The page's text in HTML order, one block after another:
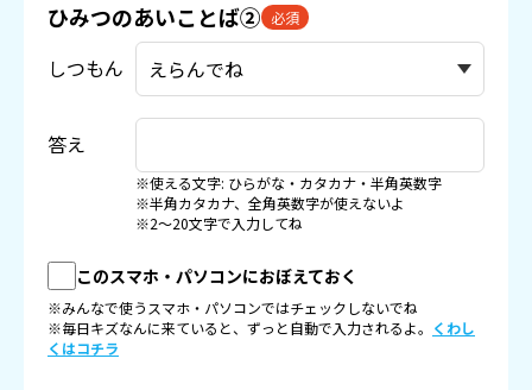
ひみつのあいことば② 必須
しつもん
答え
※使える文字: ひらがな・カタカナ・半角英数字
※半角カタカナ、全角英数字が使えないよ
※2〜20文字で入力してね
このスマホ・パソコンにおぼえておく
※みんなで使うスマホ・パソコンではチェックしないでね
※毎日キズなんに来ていると、ずっと自動で入力されるよ。 くわし
くはコチラ